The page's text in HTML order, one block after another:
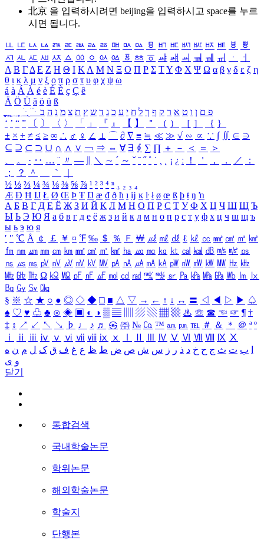
北京 을 입력하시려면 beijing을 입력하시고 space를 누르
시면 됩니다.
ㅥ ㅦ ㅧ ㅨ ㅩ ㅪ ㅫ ㅬ ㅭ ㅮ ㅯ ㅰ ㅱ ㅲ ㅳ ㅴ ㅵ ㅶ ㅷ ㅸ
ㅹ
ㅺ ㅻ ㅼ ㅽ ㅾ ㅿ ㆀ ㆁ ㆂ ㆃ ㆄ ㆅ ㆆ ㆇ ㆈ ㆉ ㆊ ㆋ ㆌ ㆍ
ㆎ
Α Β ΓΔ Ε Ζ Η Θ Ι ΚΛ Μ Ν Ξ Ο Π Ρ Σ ΤΥ Φ Χ Ψ Ω α β γ δ ε ζ η
θ ι κ λ μ ν ξ ο π ρ σ τ υ φ χ ψ ω
á à Á À é è É È ç Ç ê
Ä Ö Ü ä ö ü ß
ִֶֹ ֻּ ׁׂ פ ם ן ו ט א ר ק ף ך ל ח י ע כ ג ד ש ץ ת צ מ נ ה ב
‘ ’ “ ” 〔 〕 〈 〉 「 」 『 』 【 】 ＂ （ ） ［ ］ ｛ ｝
± × ÷ ≠ ≤ ≥ ∞ ∴ ♂ ♀ ∠ ⊥ ⌒ ∂ ∇ ≡ ≒ ≪ ≫ √ ∽ ∝ ∵ ∫ ∬ ∈ ∋
⊆ ⊇ ⊂ ⊃ ∪ ∩ ∧ ∨ ￢ ⇒ ⇔ ∀ ∃ ∮ ∑ ∏ ＋ － ＜ ＝
＞
、
。 · ‥ … ¨ 〃 ― ＼ ∼ ´ ～ ˇ ˘ ˝ ˚ ˙ ¸ ¡ ¿ ː ！ ＇ ， ． ／
：
；
？ ＾ ｀
½ ⅓ ⅔ ¼ ¾ ⅛ ⅜ ⅝ ⅞ ¹ ² ³ ⁴ ⁿ ₁ ₂ ₃ ₄
Æ Ð Ħ Ĳ Ł Ø Œ Þ Ŧ Ŋ æ đ ð ħ ı ĳ ĸ ŀ ł ø œ ß þ ŧ ŋ ŉ
А Б В Г Д Е Ё Ж З И Й К Л М Н О П Р С Т У Ф Х Ц Ч Ш Щ Ъ
Ы Ь Э Ю Я а б в г д е ё ж з и й к л м н о п р с т у ф х ц ч ш щ ъ
ы ь э ю я
′ ″ ℃ Å ￠ ￡ ￥ ¤ ℉ ‰ ＄ ％ Ｆ ￦ ㎕ ㎖ ㎗ ℓ ㎘ ㏄ ㎣ ㎤ ㎥ ㎦
㎙ ㎚ ㎛ ㎜ ㎝ ㎞ ㎟ ㎠ ㎡ ㎢ ㏊ ㎍ ㎎ ㎏ ㏏ ㎈ ㎉ ㏈ ㎧ ㎨ ㎰
㎱ ㎲ ㎳ ㎴ ㎵ ㎶ ㎷ ㎸ ㎹ ㎀ ㎁ ㎂ ㎃ ㎄ ㎺ ㎻ ㎽ ㎾ ㎿ ㎐ ㎑
㎒ ㎓ ㎔ Ω ㏀ ㏁ ㎊ ㎋ ㎌ ㏖ ㏅ ㎭ ㎮ ㎯ ㏛ ㎩ ㎪ ㎫ ㎬ ㏝ ㏐
㏓
㏃ ㏉ ㏜ ㏆
§ ※ ☆ ★ ○ ● ◎ ◇ ◆ □ ■ △ ▽ → ← ↑ ↓ ↔ 〓 ◁ ◀ ▷ ▶ ♤
♠ ♡ ♥ ♧ ♣ ⊙ ◈ ▣ ◐ ◑ ▒ ▤ ▨ ▧ ▦ ▩ ♨ ☏ ☎ ☜ ☞ ¶ †
‡ ↕ ↗ ↙ ↖ ↘ ♭ ♩ ♪ ♬ ㉿ ㈜ № ㏇ ™ ㏂ ㏘ ℡ ＃ ＆ ＊ ＠ ª º
ⅰ
ⅱ ⅲ ⅳ ⅴ ⅵ ⅶ ⅷ ⅸ ⅹ Ⅳ Ⅴ Ⅵ Ⅶ Ⅷ Ⅸ Ⅹ
ب ت ث ج ح خ د ذ ر ز س ش ص ض ط ظ ع غ ف ق ک ل م ن ه
و ی
닫기
통합검색
국내학술논문
학위논문
해외학술논문
학술지
단행본